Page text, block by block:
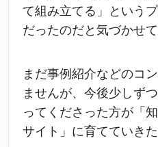
て組み立てる」という
だったのだと気づかせ
まだ事例紹介などのコ
ませんが、今後少しず
ってくださった方が「
サイト」に育てていき